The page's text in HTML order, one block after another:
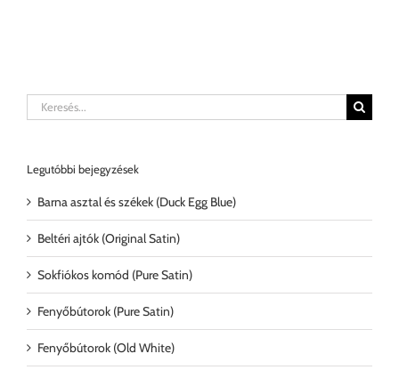
Keresés...
Legutóbbi bejegyzések
Barna asztal és székek (Duck Egg Blue)
Beltéri ajtók (Original Satin)
Sokfiókos komód (Pure Satin)
Fenyőbútorok (Pure Satin)
Fenyőbútorok (Old White)